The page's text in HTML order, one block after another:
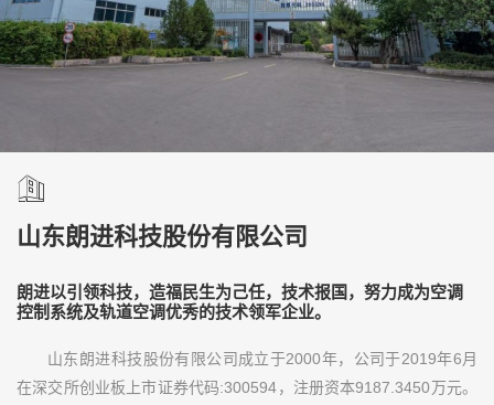
山东朗进科技股份有限公司
朗进以引领科技，造福民生为己任，技术报国，努力成为空调
控制系统及轨道空调优秀的技术领军企业。
山东朗进科技股份有限公司成立于2000年，公司于2019年6月
在深交所创业板上市证券代码:300594，注册资本9187.3450万元。